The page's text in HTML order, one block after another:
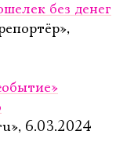
без денег
6.03.2024